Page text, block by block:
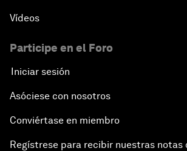
Vídeos
Participe en el Foro
Iniciar sesión
Asóciese con nosotros
Conviértase en miembro
Regístrese para recibir nuestras notas